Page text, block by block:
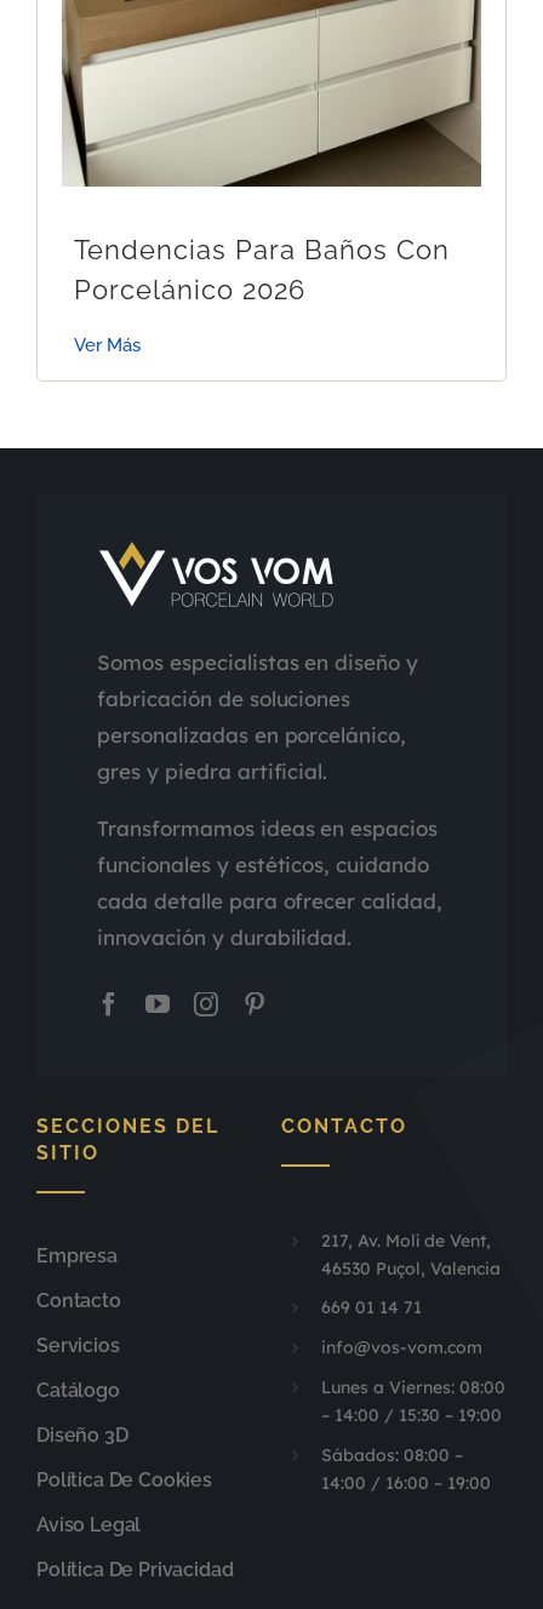
Tendencias Para Baños Con
Porcelánico 2026
Ver Más
Somos especialistas en diseño y
fabricación de soluciones
personalizadas en porcelánico,
gres y piedra artificial.
Transformamos ideas en espacios
funcionales y estéticos, cuidando
cada detalle para ofrecer calidad,
innovación y durabilidad.
SECCIONES DEL
SITIO
Empresa
Contacto
Servicios
Catálogo
Diseño 3D
Política De Cookies
Aviso Legal
Política De Privacidad
CONTACTO
217, Av. Molí de Vent,
46530 Puçol, Valencia
669 01 14 71
info@vos-vom.com
Lunes a Viernes: 08:00
– 14:00 / 15:30 – 19:00
Sábados: 08:00 –
14:00 / 16:00 – 19:00